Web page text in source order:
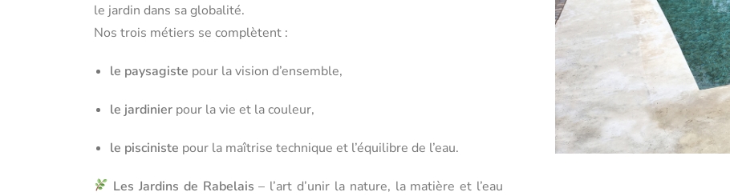
le jardin dans sa globalité.
Nos trois métiers se complètent :
le paysagiste pour la vision d’ensemble,
le jardinier pour la vie et la couleur,
le pisciniste pour la maîtrise technique et l’équilibre de l’eau.
Les Jardins de Rabelais – l’art d’unir la nature, la matière et l’eau